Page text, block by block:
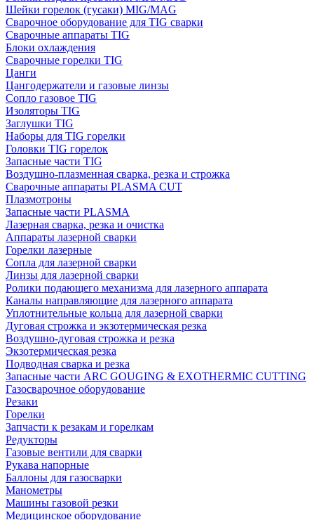
Шейки горелок (гусаки) MIG/MAG
Сварочное оборудование для TIG сварки
Сварочные аппараты TIG
Блоки охлаждения
Сварочные горелки TIG
Цанги
Цангодержатели и газовые линзы
Сопло газовое TIG
Изоляторы TIG
Заглушки TIG
Наборы для TIG горелки
Головки TIG горелок
Запасные части TIG
Воздушно-плазменная сварка, резка и строжка
Сварочные аппараты PLASMA CUT
Плазмотроны
Запасные части PLASMA
Лазерная сварка, резка и очистка
Аппараты лазерной сварки
Горелки лазерные
Сопла для лазерной сварки
Линзы для лазерной сварки
Ролики подающего механизма для лазерного аппарата
Каналы направляющие для лазерного аппарата
Уплотнительные кольца для лазерной сварки
Дуговая строжка и экзотермическая резка
Воздушно-дуговая строжка и резка
Экзотермическая резка
Подводная сварка и резка
Запасные части ARC GOUGING & EXOTHERMIC CUTTING
Газосварочное оборудование
Резаки
Горелки
Запчасти к резакам и горелкам
Редукторы
Газовые вентили для сварки
Рукава напорные
Баллоны для газосварки
Манометры
Машины газовой резки
Медицинское оборудование